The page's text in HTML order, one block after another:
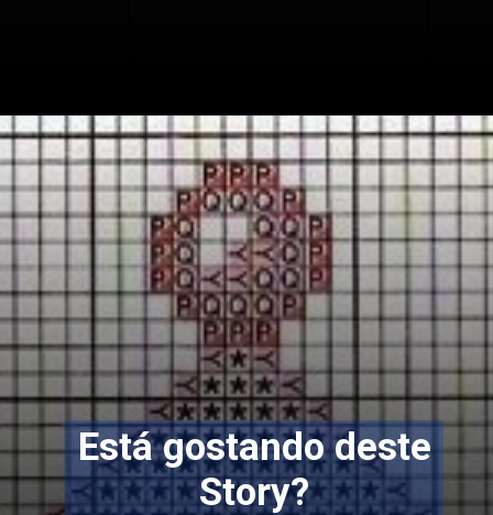
Opening https://bordadosdalea.com.br/unicornio-em-ponto-cruz-como-fazer-essa-linda-peca-artesanal/
Está gostando deste
Story?